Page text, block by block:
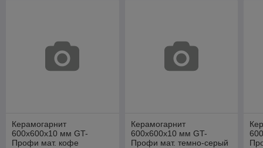
Керамогарнит
600х600х10 мм GT-
Профи мат. кофе
Керамогарнит
600х600х10 мм GT-
Профи мат. темно-серый